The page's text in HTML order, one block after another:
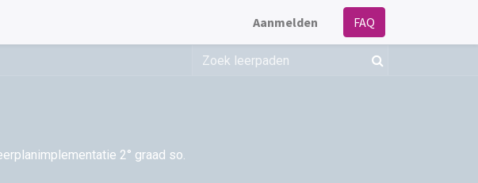
Aanmelden FAQ
2° graad so.